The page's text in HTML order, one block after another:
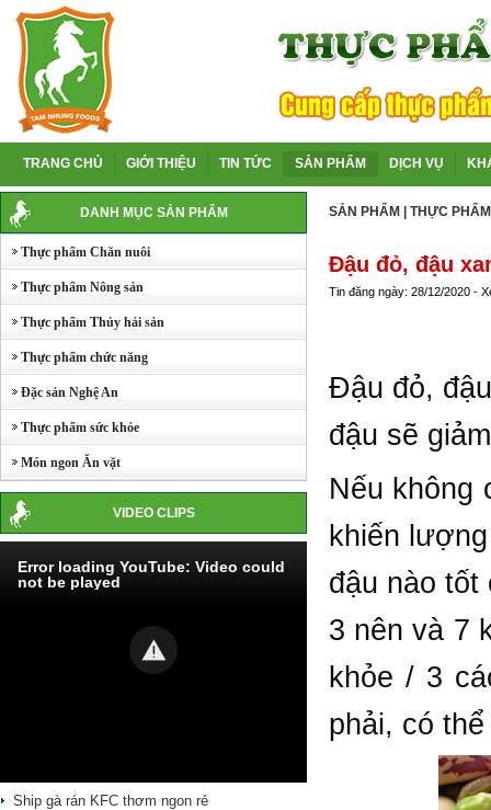
TRANG CHỦ GIỚI THIỆU TIN TỨC SẢN PHẨM DỊCH VỤ
DANH MỤC SẢN PHẨM
Thực phẩm Chăn nuôi
Thực phẩm Nông sản
Thực phẩm Thủy hải sản
Thực phẩm chức năng
Đặc sản Nghệ An
Thực phẩm sức khỏe
Món ngon Ăn vặt
VIDEO CLIPS
Error loading YouTube: Video could
not be played
Ship gà rán KFC thơm ngon rẻ
SẢN PHẨM THỰC
Đậu đỏ, đậu
Tin đăng ngày: 28/12/2020 -
Đậu đỏ,
đậu sẽ
Nếu không
khiến
đậu nào tốt
3 nên và 7
khỏe / 3
phải, có